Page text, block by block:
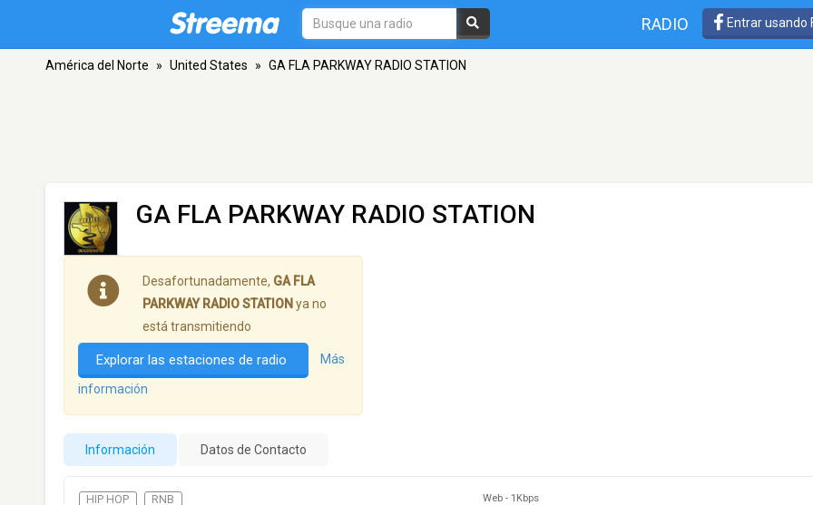
RADIO Entrar usando
América del Norte » United States » GA FLA PARKWAY RADIO STATION
GA FLA PARKWAY RADIO STATION
Desafortunadamente, GA FLA
PARKWAY RADIO STATION ya no
está transmitiendo
Explorar las estaciones de radio Más
información
Información Datos de Contacto
HIP HOP RNB Web - 1Kbps